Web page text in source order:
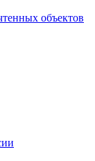
объектов